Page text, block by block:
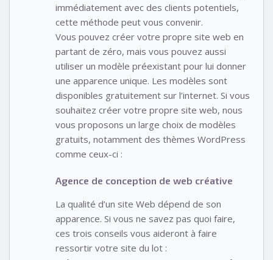
immédiatement avec des clients potentiels,
cette méthode peut vous convenir.
Vous pouvez créer votre propre site web en
partant de zéro, mais vous pouvez aussi
utiliser un modèle préexistant pour lui donner
une apparence unique. Les modèles sont
disponibles gratuitement sur l’internet. Si vous
souhaitez créer votre propre site web, nous
vous proposons un large choix de modèles
gratuits, notamment des thèmes WordPress
comme ceux-ci :
Agence de conception de web créative
La qualité d’un site Web dépend de son
apparence. Si vous ne savez pas quoi faire,
ces trois conseils vous aideront à faire
ressortir votre site du lot :